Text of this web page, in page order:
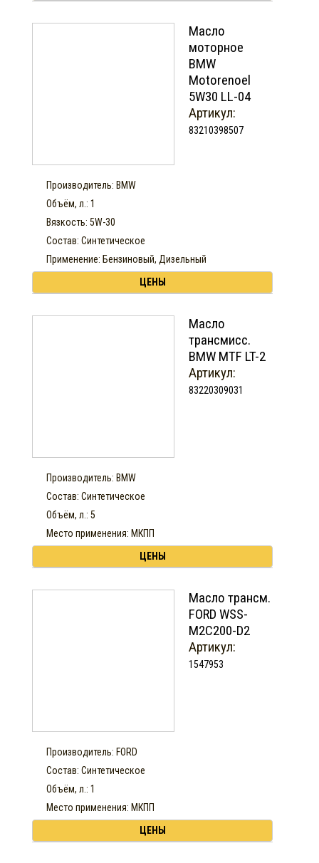
Масло
моторное
BMW
Motorenoel
5W30 LL-04
Артикул:
83210398507
Производитель: BMW
Объём, л.: 1
Вязкость: 5W-30
Состав: Синтетическое
Применение: Бензиновый, Дизельный
ЦЕНЫ
Масло
трансмисс.
BMW MTF LT-2
Артикул:
83220309031
Производитель: BMW
Состав: Синтетическое
Объём, л.: 5
Место применения: МКПП
ЦЕНЫ
Масло трансм.
FORD WSS-
M2C200-D2
Артикул:
1547953
Производитель: FORD
Состав: Синтетическое
Объём, л.: 1
Место применения: МКПП
ЦЕНЫ